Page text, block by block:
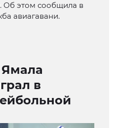
Об этом сообщила в
авиагавани.
Ямала
в